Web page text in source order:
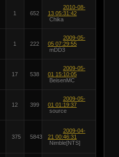
1 652
2010-08-
13 05:31:42
Chika
1 222
2009-05-
05 07:29:55
mDD3
17 538
2009-05-
01 15:10:05
BeisenMC
12 399
2009-05-
01 01:19:37
source
375 5843
2009-04-
21 00:46:31
Nimble[NTS]